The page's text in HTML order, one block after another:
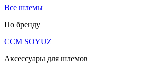
Все шлемы
По бренду
CCM SOYUZ
Аксессуары для шлемов